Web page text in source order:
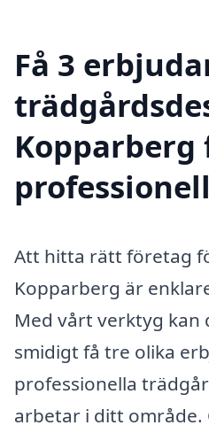
Få 3
Kopparberg
Att hitta rätt företag
Kopparberg är
Med vårt verktyg kan
smidigt få tre olika
professionella
arbetar i ditt område.